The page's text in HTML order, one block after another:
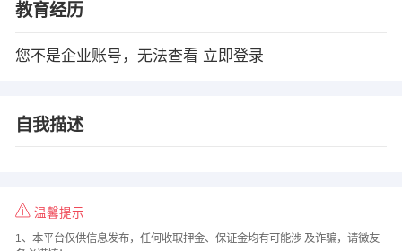
教育经历
您不是企业账号，无法查看 立即登录
自我描述
温馨提示
1、本平台仅供信息发布，任何收取押金、保证金均有可能涉 及诈骗，请微友